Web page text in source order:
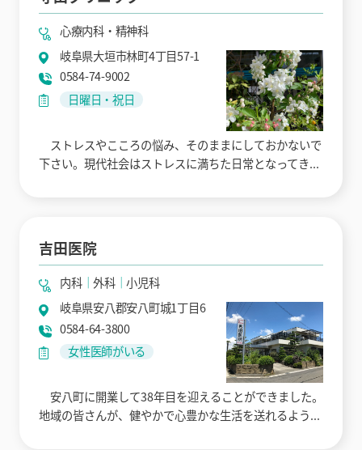
心療内科・精神科
岐阜県大垣市林町4丁目57-1
0584-74-9002
日曜日・祝日
ストレスやこころの悩み、そのままにしておかないで
下さい。現代社会はストレスに満ちた日常となってき...
吉田医院
内科 外科
小児科
岐阜県安八郡安八町城1丁目6
0584-64-3800
女性医師がいる
安八町に開業して38年目を迎えることができました。
地域の皆さんが、健やかで心豊かな生活を送れるよう...